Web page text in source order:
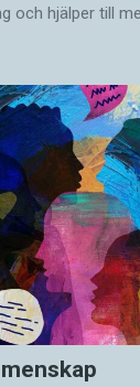
och hjälper till